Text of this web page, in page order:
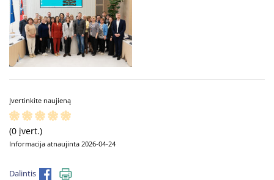
Įvertinkite naujieną
(0 įvert.)
Informacija atnaujinta 2026-04-24
Dalintis